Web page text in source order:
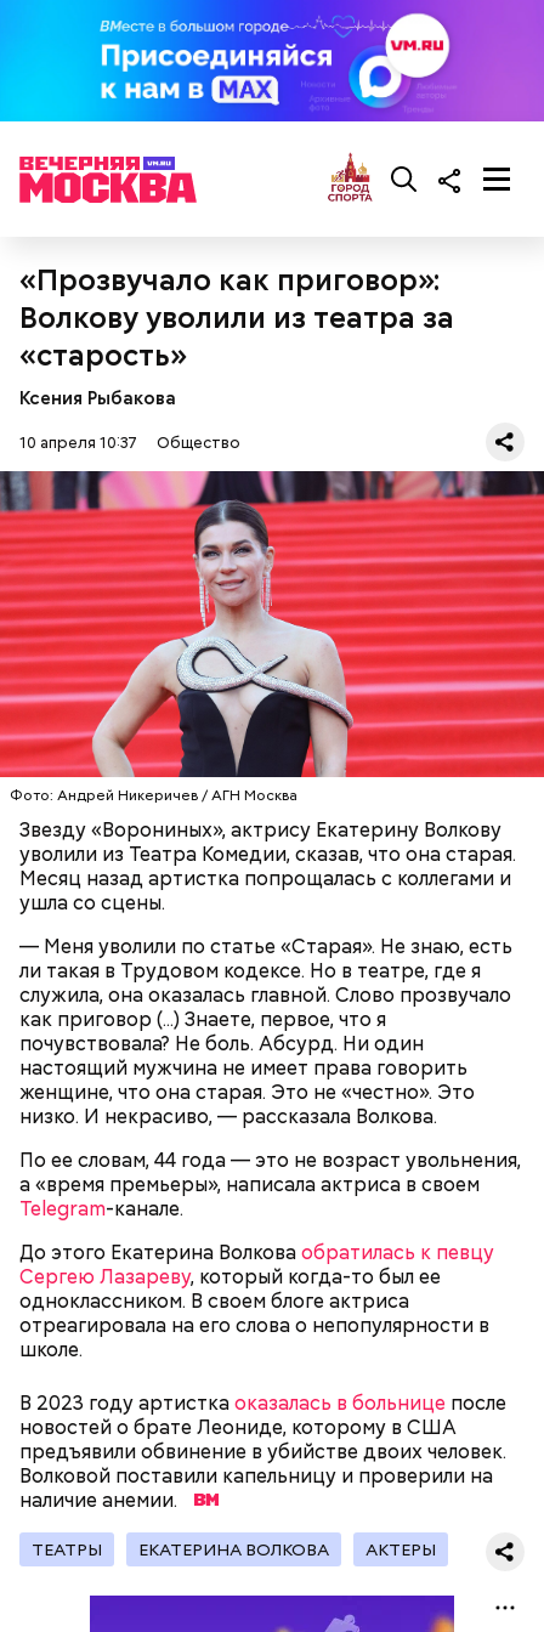
«Прозвучало как приговор»:
Волкову уволили из театра за
«старость»
Ксения Рыбакова
10 апреля 10:37 Общество
Фото: Андрей Никеричев / АГН Москва
Звезду «Ворониных», актрису Екатерину Волкову
уволили из Театра Комедии, сказав, что она старая.
Месяц назад артистка попрощалась с коллегами и
ушла со сцены.
— Меня уволили по статье «Старая». Не знаю, есть
ли такая в Трудовом кодексе. Но в театре, где я
служила, она оказалась главной. Слово прозвучало
как приговор (...) Знаете, первое, что я
почувствовала? Не боль. Абсурд. Ни один
настоящий мужчина не имеет права говорить
женщине, что она старая. Это не «честно». Это
низко. И некрасиво, — рассказала Волкова.
По ее словам, 44 года — это не возраст увольнения,
а «время премьеры», написала актриса в своем
Telegram-канале.
До этого Екатерина Волковаобратилась к певцу
Сергею Лазареву, который когда-то был ее
одноклассником. В своем блоге актриса
отреагировала на его слова о непопулярности в
школе.
В 2023 году артисткаоказалась в больнице после
новостей о брате Леониде, которому в США
предъявили обвинение в убийстве двоих человек.
Волковой поставили капельницу и проверили на
наличие анемии.
ТЕАТРЫ ЕКАТЕРИНА ВОЛКОВА АКТЕРЫ
Международный день бесконечности придумал
1987 году. Так как цифра восемь похожа на знак
бесконечности, то и дата была выбрана «08.08». В
этот праздник организуются тематические лекции
по математике и философии, а также проводят
День «Счастье случается»
День «Счастье случается» был инициирован
Тайным обществом счастливых людей, чтобы
напомнить людям, что счастье на самом деле
кроется в мелочах. Отпраздновать этот день
можно, поделившись с другими людьми
счастливыми моментами из своей жизни.
День малины со сливками отмечается в США в
В этот праздник люди едят не только малину со
— Кабачки нужно натереть длинными слайсами
похожими на спагетти, и уложить в противень.
Дальше нужно добавить немного растительного
масла, соль, а сверху бросить хаотично
порезанную брынзу. Затем добавляются помидоры
190 градусов. Спагетти из кабачка нужно запекать
25–30 минут.
Уберут отеки и улучшат зрение:
диетолог Соломатина рассказала
о пользе кабачков
Кабачки, тушеные с курицей
Ингредиенты:
Как приготовить домашний
майонез: три простых рецепта
Эндокринолог Куликова
объяснила, в чем заключается
польза сезонных овощей и
фруктов